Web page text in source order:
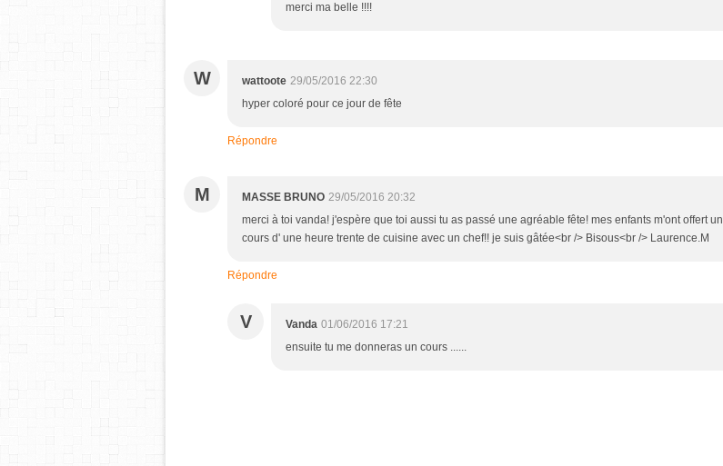
merci ma belle !!!!
W wattoote 29/05/2016 22:30
hyper coloré pour ce jour de fête
Répondre
M MASSE BRUNO 29/05/2016 20:32
merci à toi vanda! j'espère que toi aussi tu as passé une agréable fête! mes enfants m'ont offert un
cours d' une heure trente de cuisine avec un chef!! je suis gâtée<br /> Bisous<br /> Laurence.M
Répondre
V Vanda 01/06/2016 17:21
ensuite tu me donneras un cours ......